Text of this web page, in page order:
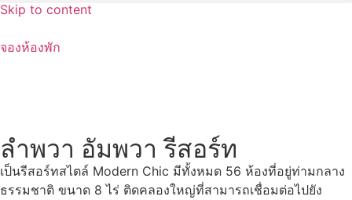
Skip to content
จองห้องพัก
ลำพวา อัมพวา รีสอร์ท
เป็นรีสอร์ทสไตล์ Modern Chic มีทั้งหมด 56 ห้องที่อยู่ท่ามกลาง
ธรรมชาติ ขนาด 8 ไร่ ติดคลองใหญ่ที่สามารถเชื่อมต่อไปยัง